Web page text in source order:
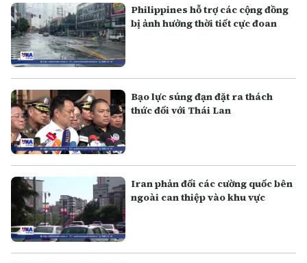
Philippines hỗ trợ các cộng đồng
bị ảnh hưởng thời tiết cực đoan
Bạo lực súng đạn đặt ra thách
thức đối với Thái Lan
Iran phản đối các cường quốc bên
ngoài can thiệp vào khu vực